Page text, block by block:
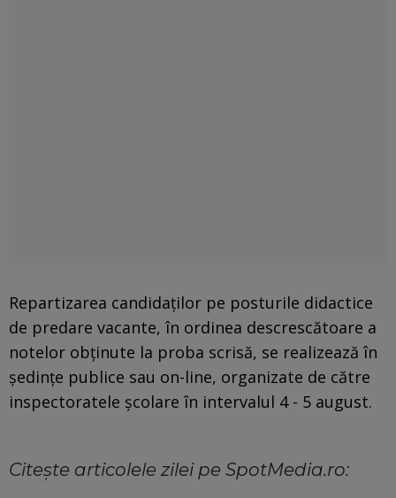
Repartizarea candidaților pe posturile didactice
de predare vacante, în ordinea descrescătoare a
notelor obținute la proba scrisă, se realizează în
ședințe publice sau on-line, organizate de către
inspectoratele școlare în intervalul 4 - 5 august.
Citește articolele zilei pe SpotMedia.ro: